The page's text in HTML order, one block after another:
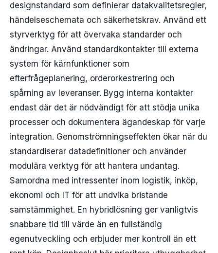
designstandard som definierar datakvalitetsregler,
händelseschemata och säkerhetskrav. Använd ett
styrverktyg för att övervaka standarder och
ändringar. Använd standardkontakter till externa
system för kärnfunktioner som
efterfrågeplanering, orderorkestrering och
spårning av leveranser. Bygg interna kontakter
endast där det är nödvändigt för att stödja unika
processer och dokumentera ägandeskap för varje
integration. Genomströmningseffekten ökar när du
standardiserar datadefinitioner och använder
modulära verktyg för att hantera undantag.
Samordna med intressenter inom logistik, inköp,
ekonomi och IT för att undvika bristande
samstämmighet. En hybridlösning ger vanligtvis
snabbare tid till värde än en fullständig
egenutveckling och erbjuder mer kontroll än ett